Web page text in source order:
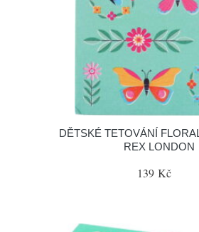
DĚTSKÉ TETOVÁNÍ
REX LONDON
139 Kč